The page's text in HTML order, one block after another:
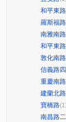
和平東
羅斯福
南雅南
和平東
敦化南
信義路
重慶南
建蘭北路
寶橋路(1)
南昌路